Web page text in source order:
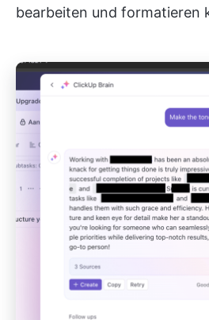
bearbeiten und formatieren